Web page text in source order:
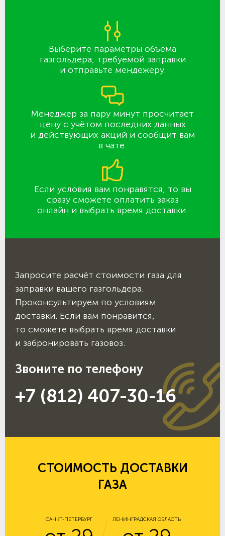
Выберите параметры объёма
газгольдера, требуемой заправки
и отправьте мендежеру.
Менеджер за пару минут просчитает
цену с учётом последних данных
и действующих акций и сообщит вам
в чате.
Если условия вам понравятся, то вы
сразу сможете оплатить заказ
онлайн и выбрать время доставки.
Запросите расчёт стоимости газа для
заправки вашего газгольдера.
Проконсультируем по условиям
доставки. Если вам понравится,
то сможете выбрать время доставки
и забронировать газовоз.
Звоните по телефону
+7 (812) 407-30-16
СТОИМОСТЬ ДОСТАВКИ
ГАЗА
САНКТ-ПЕТЕРБУРГ ЛЕНИНГРАДСКАЯ ОБЛАСТЬ